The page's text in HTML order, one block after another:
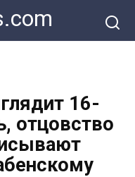
16-
отцовство